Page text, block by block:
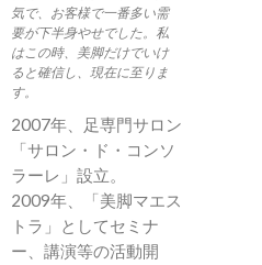
気で、お客様で一番多い需
要が下半身やせでした。私
はこの時、美脚だけでいけ
ると確信し、現在に至りま
す。
2007年、足専門サロン
「サロン・ド・コンソ
ラーレ」設立。
2009年、「美脚マエス
トラ」としてセミナ
ー、講演等の活動開